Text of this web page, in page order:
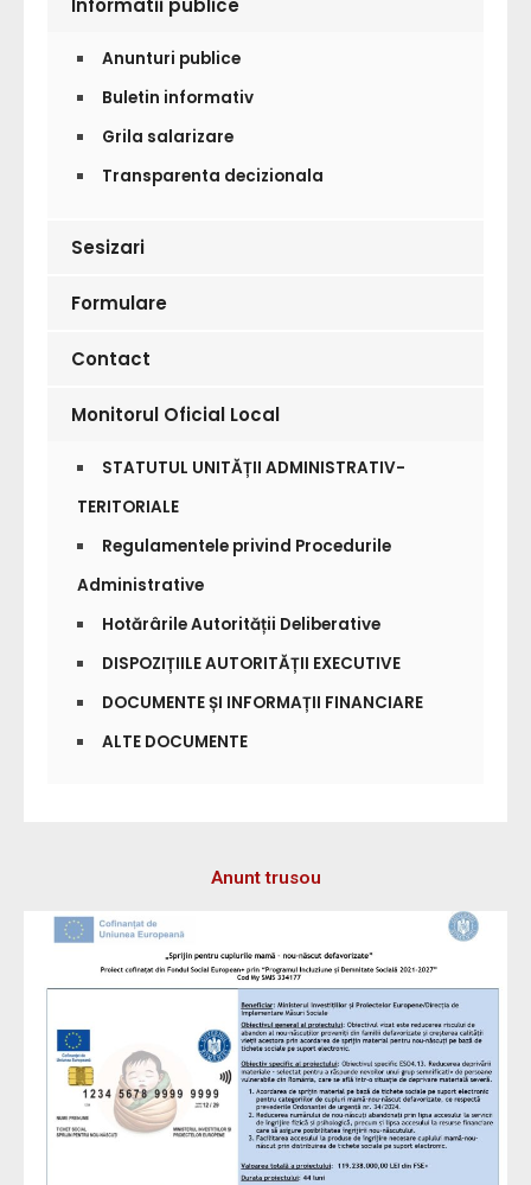
Informatii publice
Anunturi publice
Buletin informativ
Grila salarizare
Transparenta decizionala
Sesizari
Formulare
Contact
Monitorul Oficial Local
STATUTUL UNITĂȚII ADMINISTRATIV-
TERITORIALE
Regulamentele privind Procedurile
Administrative
Hotărârile Autorității Deliberative
DISPOZIȚIILE AUTORITĂȚII EXECUTIVE
DOCUMENTE ȘI INFORMAȚII FINANCIARE
ALTE DOCUMENTE
Anunt trusou